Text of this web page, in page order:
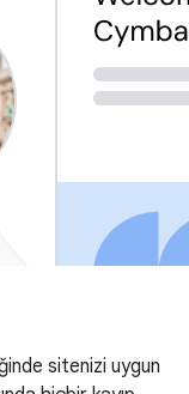
sitenizi uygun